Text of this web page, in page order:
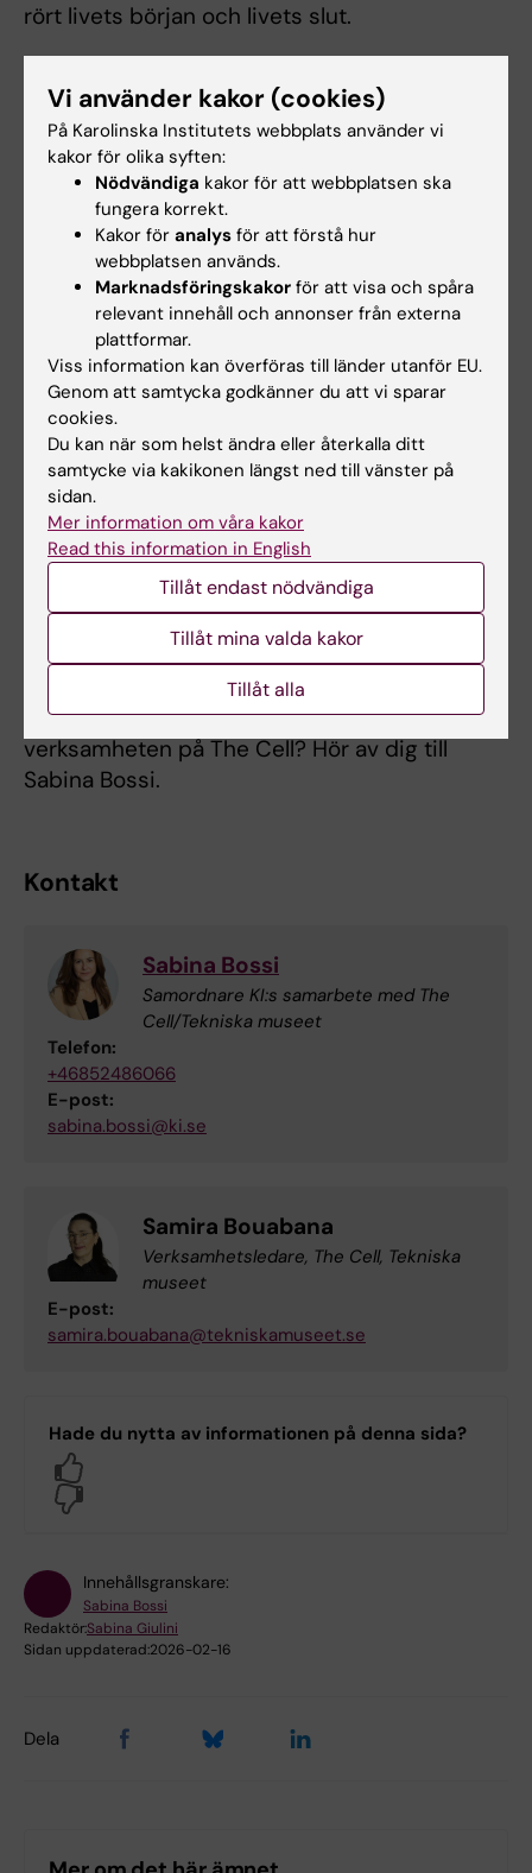
rört livets början och livets slut.
Kalender
Aktiviteter The Cell
Det finns just nu inga aktuella evenemang att visa.
Program
Se hela The Cell:s program
Bidra som doktorand eller forskare
Som doktorander eller forskare på KI är The
Cell en möjlighet att kommunicera forskning
till en bredare målgrupp. Tillsammans med
konstnärer och Tekniska museets pedagoger
kan vi erbjuda intresseväckande och
inspirerande aktiviteter som utställningar,
performance och samtal.
Har du förslag eller idéer kopplat till
verksamheten på The Cell? Hör av dig till
Sabina Bossi.
Kontakt
Sabina Bossi
Samordnare KI:s samarbete med The
Cell/Tekniska museet
Telefon:
+46852486066
E-post:
sabina.bossi@ki.se
Samira Bouabana
Verksamhetsledare, The Cell, Tekniska
museet
E-post:
samira.bouabana@tekniskamuseet.se
Hade du nytta av informationen på denna sida?
Innehållsgranskare:
Sabina Bossi
Redaktör:Sabina Giulini
Sidan uppdaterad:2026-02-16
Dela
Vi använder kakor (cookies)
På Karolinska Institutets webbplats använder vi
kakor för olika syften:
Nödvändiga kakor för att webbplatsen ska
fungera korrekt.
Kakor för analys för att förstå hur
webbplatsen används.
Marknadsföringskakor för att visa och spåra
relevant innehåll och annonser från externa
plattformar.
Viss information kan överföras till länder utanför EU.
Genom att samtycka godkänner du att vi sparar
cookies.
Du kan när som helst ändra eller återkalla ditt
samtycke via kakikonen längst ned till vänster på
sidan.
Mer information om våra kakor
Read this information in English
Tillåt endast nödvändiga
Tillåt mina valda kakor
Tillåt alla